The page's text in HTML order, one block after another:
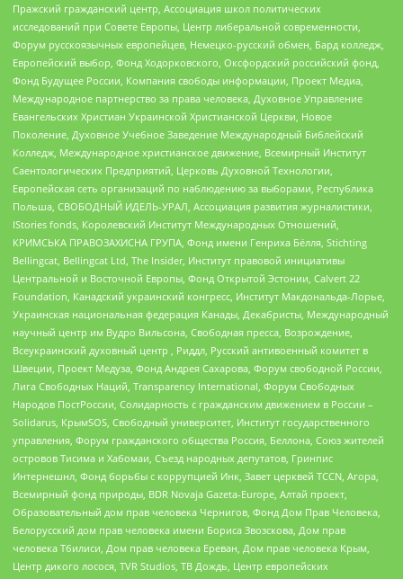
Пражский гражданский центр, Ассоциация школ политических
исследований при Совете Европы, Центр либеральной современности,
Форум русскоязычных европейцев, Немецко-русский обмен, Бард колледж,
Европейский выбор, Фонд Ходорковского, Оксфордский российский фонд,
Фонд Будущее России, Компания свободы информации, Проект Медиа,
Международное партнерство за права человека, Духовное Управление
Евангельских Христиан Украинской Христианской Церкви, Новое
Поколение, Духовное Учебное Заведение Международный Библейский
Колледж, Международное христианское движение, Всемирный Институт
Саентологических Предприятий, Церковь Духовной Технологии,
Европейская сеть организаций по наблюдению за выборами, Республика
Польша, СВОБОДНЫЙ ИДЕЛЬ-УРАЛ, Ассоциация развития журналистики,
IStories fonds, Королевский Институт Международных Отношений,
КРИМСЬКА ПРАВОЗАХИСНА ГРУПА, Фонд имени Генриха Бёлля, Stichting
Bellingcat, Bellingcat Ltd, The Insider, Институт правовой инициативы
Центральной и Восточной Европы, Фонд Открытой Эстонии, Calvert 22
Foundation, Канадский украинский конгресс, Институт Макдональда-Лорье,
Украинская национальная федерация Канады, Декабристы, Международный
научный центр им Вудро Вильсона, Свободная пресса, Возрождение,
Всеукраинский духовный центр , Риддл, Русский антивоенный комитет в
Швеции, Проект Медуза, Фонд Андрея Сахарова, Форум свободной России,
Лига Свободных Наций, Transparеncy International, Форум Свободных
Народов ПостРоссии, Солидарность с гражданским движением в России –
Solidarus, КрымSOS, Свободный университет, Институт государственного
управления, Форум гражданского общества Россия, Беллона, Союз жителей
островов Тисима и Хабомаи, Съезд народных депутатов, Гринпис
Интернешнл, Фонд борьбы с коррупцией Инк, Завет церквей TCCN, Агора,
Всемирный фонд природы, BDR Novaja Gazeta-Europe, Алтай проект,
Образовательный дом прав человека Чернигов, Фонд Дом Прав Человека,
Белорусский дом прав человека имени Бориса Звозскова, Дом прав
человека Тбилиси, Дом прав человека Ереван, Дом прав человека Крым,
Центр дикого лосося, TVR Studios, ТВ Дождь, Центр европейских